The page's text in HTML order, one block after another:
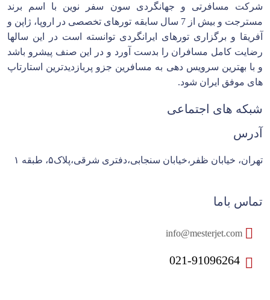
شرکت مسافرتی و جهانگردی سون سفر نوین با اسم برند
مسترجت و بیش از 7 سال سابقه تورهای تخصصی در اروپا، ژاپن و
آفریقا و برگزاری تورهای ایرانگردی توانسته است در این سالها
رضایت کامل مسافران را بدست آورد و در این صنف پیشرو باشد
و با بهترین سرویس دهی به مسافرین جزو پربازدیدترین استارتاپ
های موفق ایران شود.
شبکه های اجتماعی
آدرس
تهران، خیابان ظفر،خیابان سنجابی،دفتری شرقی،پلاک۵، طبقه ۱
تماس باما
021-91096264